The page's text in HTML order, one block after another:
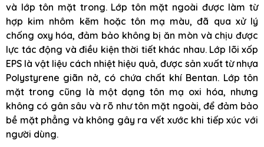
và lớp tôn mặt trong. Lớp tôn mặt ngoài được làm từ
hợp kim nhôm kẽm hoặc tôn mạ màu, đã qua xử lý
chống oxy hóa, đảm bảo không bị ăn mòn và chịu được
lực tác động và điều kiện thời tiết khác nhau. Lớp lõi xốp
EPS là vật liệu cách nhiệt hiệu quả, được sản xuất từ nhựa
Polystyrene giãn nở, có chứa chất khí Bentan. Lớp tôn
mặt trong cũng là một dạng tôn mạ oxi hóa, nhưng
không có gân sâu và rõ như tôn mặt ngoài, để đảm bảo
bề mặt phẳng và không gây ra vết xước khi tiếp xúc với
người dùng.